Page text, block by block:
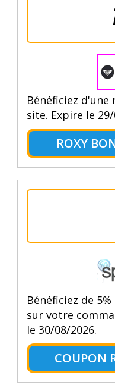
Bénéficiez d'une
site. Expire le
ROXY
Bénéficiez de
sur votre
le 30/08/2026.
COUPON